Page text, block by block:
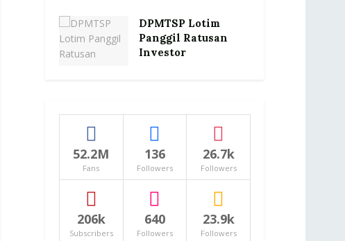
DPMTSP Lotim
Panggil Ratusan
Investor
52.2M
Fans
136
Followers
26.7k
Followers
206k
Subscribers
640
Followers
23.9k
Followers